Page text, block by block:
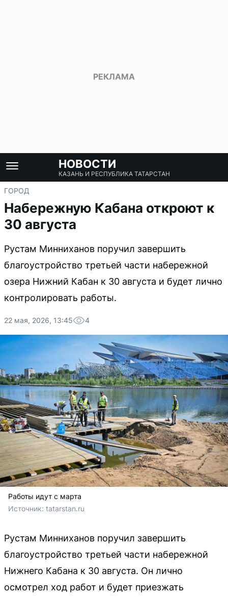
НОВОСТИ
КАЗАНЬ И РЕСПУБЛИКА ТАТАРСТАН
ГОРОД
Набережную Кабана откроют к
30 августа
Рустам Минниханов поручил завершить
благоустройство третьей части набережной
озера Нижний Кабан к 30 августа и будет лично
контролировать работы.
22 мая, 2026, 13:45 4
Работы идут с марта
Источник: tatarstan.ru
Рустам Минниханов поручил завершить
благоустройство третьей части набережной
Нижнего Кабана к 30 августа. Он лично
осмотрел ход работ и будет приезжать